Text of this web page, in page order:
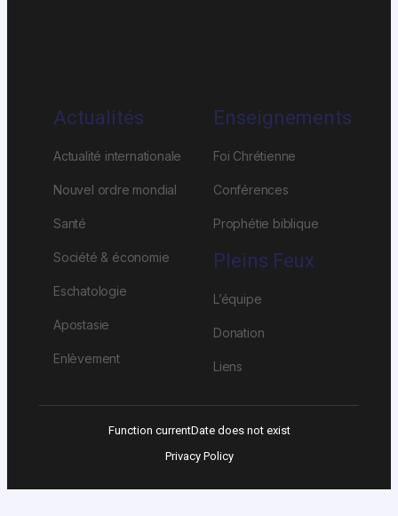
Actualités
Actualité internationale
Nouvel ordre mondial
Santé
Société & économie
Eschatologie
Apostasie
Enlèvement
Enseignements
Foi Chrétienne
Conférences
Prophétie biblique
Pleins Feux
L’équipe
Donation
Liens
Function currentDate does not exist
Privacy Policy